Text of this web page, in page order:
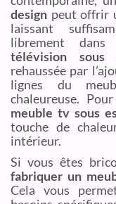
design peut offrir
laissant
librement dans
télévision sous
rehaussée par
lignes du
chaleureuse.
meuble tv sous
touche de
intérieur.
Si vous êtes
fabriquer un
Cela vous